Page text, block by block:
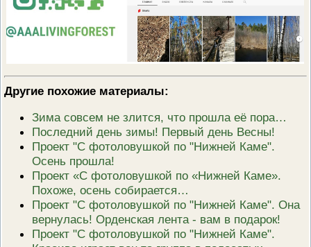
Другие похожие материалы:
Зима совсем не злится, что прошла её пора…
Последний день зимы! Первый день Весны!
Проект "С фотоловушкой по "Нижней Каме".
Осень прошла!
Проект «С фотоловушкой по «Нижней Каме».
Похоже, осень собирается…
Проект "С фотоловушкой по "Нижней Каме". Она
вернулась! Орденская лента - вам в подарок!
Проект "С фотоловушкой по "Нижней Каме".